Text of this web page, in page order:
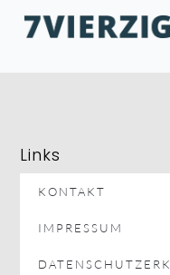
Links
KONTAKT
IMPRESSUM